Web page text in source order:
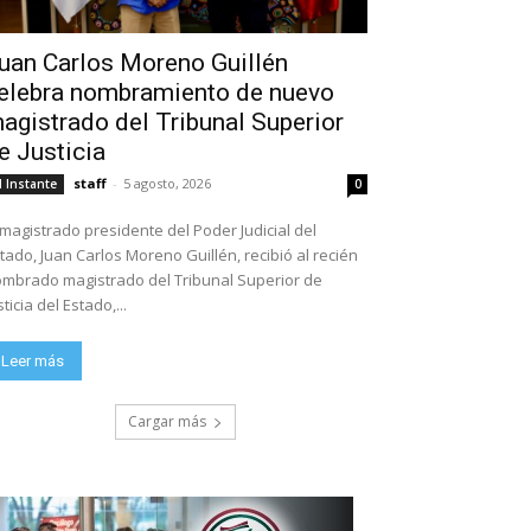
Carlos Moreno Guillén
nombramiento de nuevo
del Tribunal Superior
Justicia
Instante staff - 5 agosto, 2026 0
presidente del Poder Judicial del
Juan Carlos Moreno Guillén, recibió al recién
magistrado del Tribunal Superior de
del Estado,...
Leer más
Cargar más